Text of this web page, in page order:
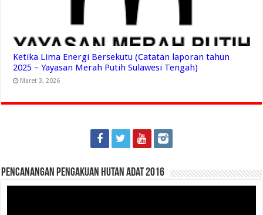
Ketika Lima Energi Bersekutu (Catatan laporan tahun
2025 – Yayasan Merah Putih Sulawesi Tengah)
Maret 3, 2026
Pencanangan Pengakuan Hutan Adat 2016